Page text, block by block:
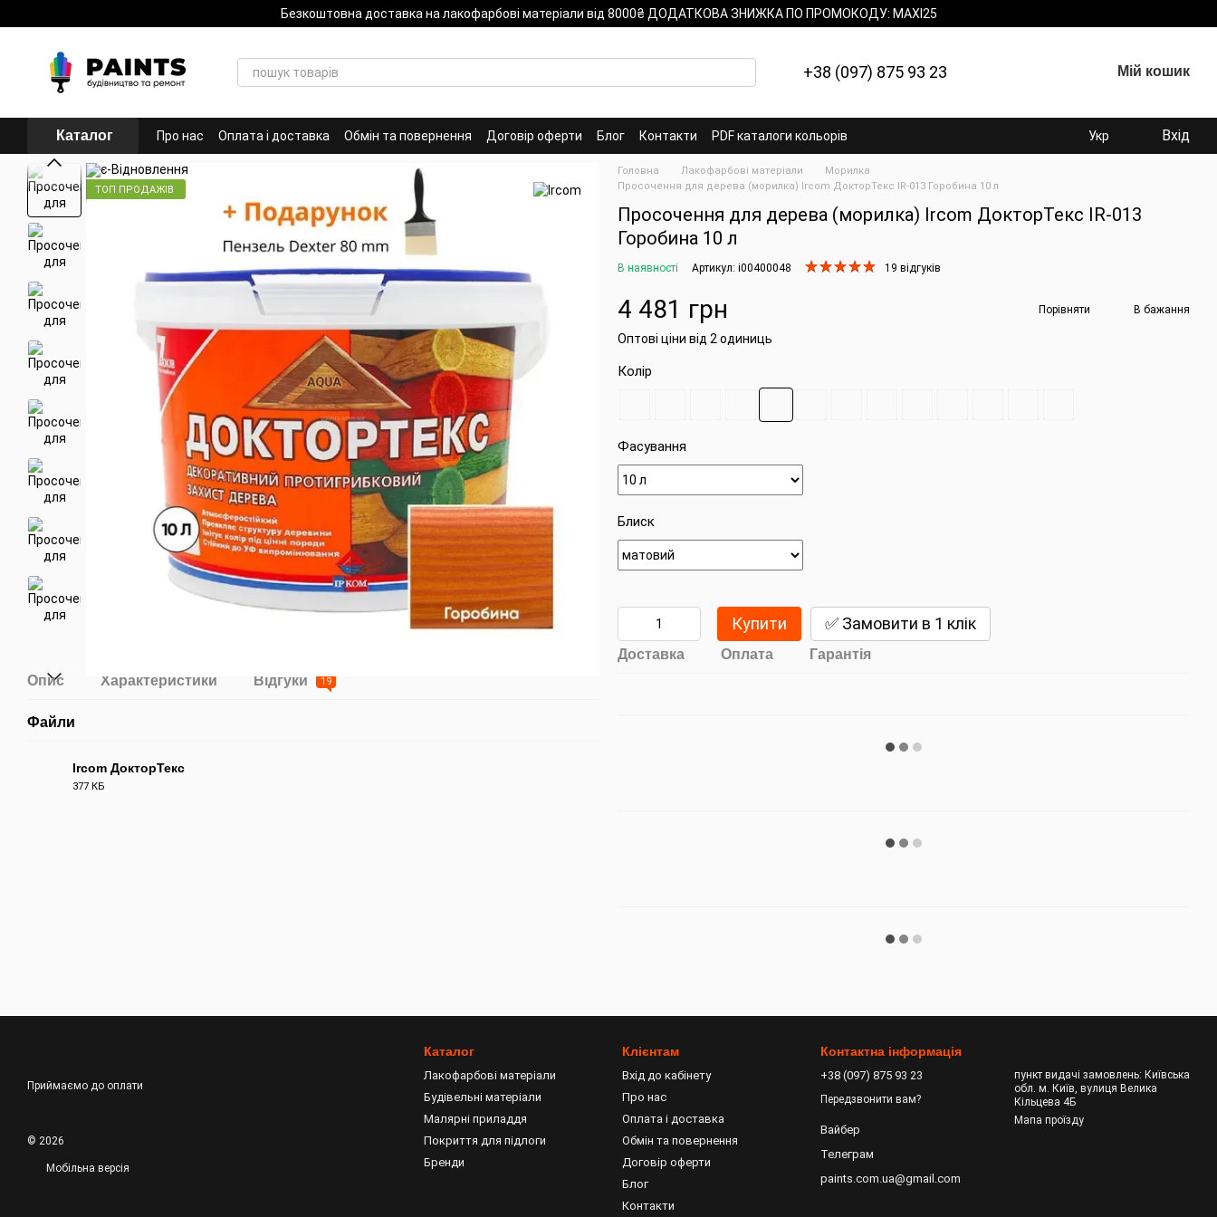
Безкоштовна доставка на лакофарбові матеріали від 8000₴ ДОДАТКОВА ЗНИЖКА ПО ПРОМОКОДУ: MAXI25
+38 (097) 875 93 23 Мій кошик
Каталог Про нас Оплата і доставка Обмін та повернення Договір оферти Блог Контакти PDF каталоги кольорів Укр Вхід
ТОП ПРОДАЖІВ
Опис Характеристики Відгуки 19
Файли
Ircom ДокторТекс
377 КБ
Головна Лакофарбові матеріали
Морилка
Просочення для дерева (морилка) Ircom ДокторТекс IR-013 Горобина 10 л
Просочення для дерева (морилка) Ircom ДокторТекс IR-013
Горобина 10 л
В наявності Артикул: i00400048 19 відгуків
4 481 грн Порівняти В бажання
Оптові ціни від 2 одиниць
Колір
Фасування
Блиск
Купити ✅ Замовити в 1 клік
Доставка Оплата Гарантія
Приймаємо до оплати
© 2026
Мобільна версія
Каталог
Лакофарбові матеріали
Будівельні матеріали
Малярні приладдя
Покриття для підлоги
Бренди
Клієнтам
Вхід до кабінету
Про нас
Оплата і доставка
Обмін та повернення
Договір оферти
Блог
Контакти
Контактна інформація
+38 (097) 875 93 23
Передзвонити вам?
Вайбер
Телеграм
paints.com.ua@gmail.com
пункт видачі замовлень: Київська
обл. м. Київ, вулиця Велика
Кільцева 4Б
Мапа проїзду